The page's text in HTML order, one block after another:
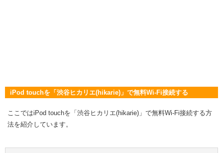
iPod touchを「渋谷ヒカリエ(hikarie)」で無料Wi-Fi接続する
ここではiPod touchを「渋谷ヒカリエ(hikarie)」で無料Wi-Fi接続する方
法を紹介しています。